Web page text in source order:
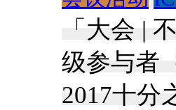
「大会 |
级参与者
2017十分